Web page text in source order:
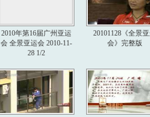
2010年第16届广州亚运
会 全景亚运会 2010-11-
28 1/2
20101128《全景
会》完整版